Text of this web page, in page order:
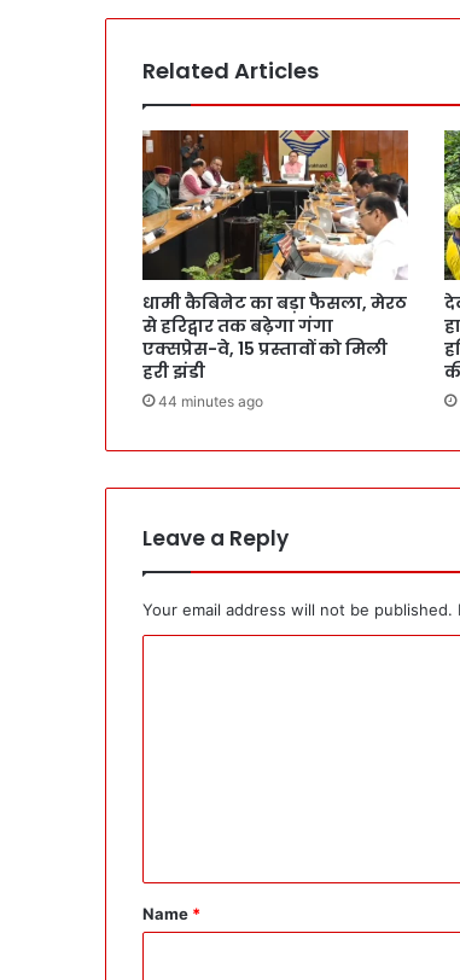
Related Articles
धामी कैबिनेट का बड़ा फैसला, मेरठ
से हरिद्वार तक बढ़ेगा गंगा
एक्सप्रेस-वे, 15 प्रस्तावों को मिली
हरी झंडी
44 minutes ago
Leave a Reply
Your email address will not be published.
*
Name *